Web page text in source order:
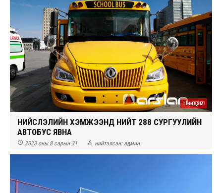
Наадам
НИЙСЛЭЛИЙН ХЭМЖЭЭНД НИЙТ 288 СУРГУУЛИЙН
АВТОБУС ЯВНА
 2023 оны 8 сарын 31  нийтэлсэн: админ